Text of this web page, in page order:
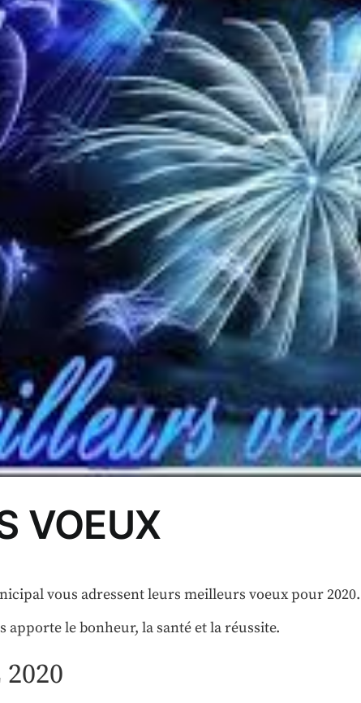
VOEUX
vous adressent leurs meilleurs voeux pour 2020.
apporte le bonheur, la santé et la réussite.